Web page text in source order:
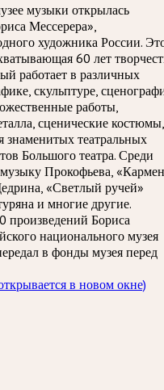
музыки открылась
Мессерера»,
художника России.
60 лет
работает в различных
скульптуре,
работы,
сценические костюмы,
знаменитых театральных
Большого театра. Среди
Прокофьева,
«Светлый ручей»
и многие другие.
Бориса
национального музея
в фонды музея перед
в новом окне)